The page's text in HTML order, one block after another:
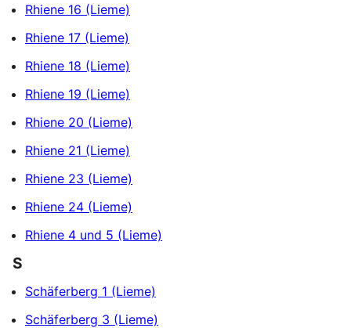
Rhiene 16 (Lieme)
Rhiene 17 (Lieme)
Rhiene 18 (Lieme)
Rhiene 19 (Lieme)
Rhiene 20 (Lieme)
Rhiene 21 (Lieme)
Rhiene 23 (Lieme)
Rhiene 24 (Lieme)
Rhiene 4 und 5 (Lieme)
S
Schäferberg 1 (Lieme)
Schäferberg 3 (Lieme)